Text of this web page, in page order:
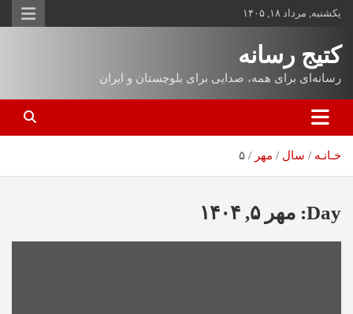
یکشنبه, مرداد ۱۸, ۱۴۰۵
کتیج رسانه
رسانه‌ای برای همه، صدایی برای بلوچستان و ایران
خـانـه سال مهر ۵
Day: مهر ۵, ۱۴۰۴